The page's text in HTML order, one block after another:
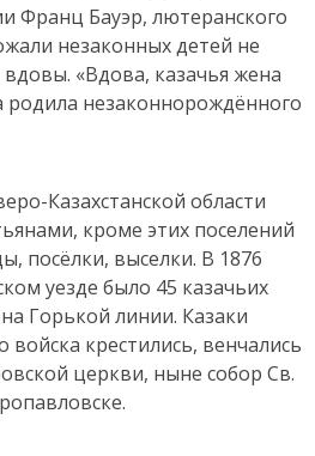
Франц Бауэр, лютеранского
незаконных детей не
«Вдова, казачья жена
незаконнорождённого
Казахстанской области
кроме этих поселений
посёлки, выселки. В 1876
уезде было 45 казачьих
Горькой линии. Казаки
войска крестились, венчались
церкви, ныне собор Св.